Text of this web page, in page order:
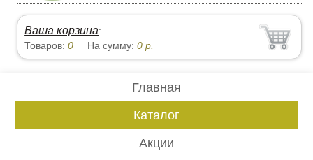
Ваша корзина:
Товаров:0 На сумму:0 р.
Главная
Каталог
Акции